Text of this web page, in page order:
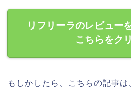
リフリーラのレビュー
こちらをク
もしかしたら、こちらの記事